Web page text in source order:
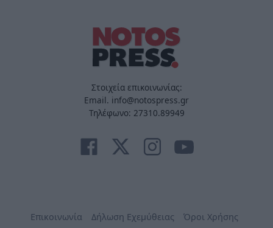
Στοιχεία επικοινωνίας:
Email. info@notospress.gr
Τηλέφωνο: 27310.89949
Επικοινωνία Δήλωση Εχεμύθειας Όροι Χρήσης